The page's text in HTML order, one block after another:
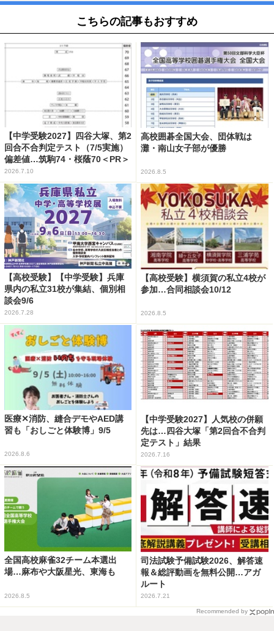
こちらの記事もおすすめ
【中学受験2027】四谷大塚、第2
回合不合判定テスト（7/5実施）
偏差値…筑駒74・桜蔭70＜PR＞
2026.7.10
高校囲碁全国大会、団体戦は
灘・南山女子部が優勝
2026.8.5
【高校受験】【中学受験】兵庫
県内の私立31校が集結、個別相
談会9/6
2026.7.28
【高校受験】横須賀の私立4校が
参加…合同相談会10/12
2026.8.5
医療✕消防、縫合デモやAED講
習も「おしごと体験博」9/5
2026.8.6
【中学受験2027】人気校の併願
先は…四谷大塚「第2回合不合判
定テスト」結果
2026.7.16
全国高校麻雀32チーム本選出
場…麻布や大阪星光、東海も
2026.8.5
司法試験予備試験2026、解答速
報＆総評動画を無料公開…アガ
ルート
2026.7.21
Recommended by